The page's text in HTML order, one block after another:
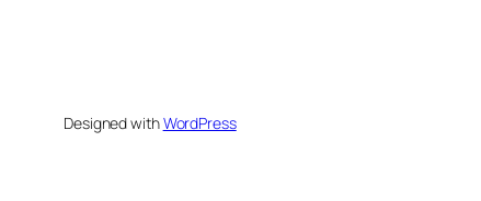
Designed withWordPress